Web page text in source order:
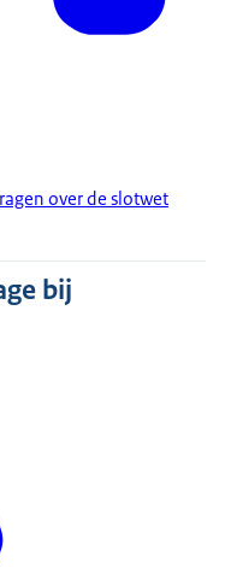
over de slotwet
bij